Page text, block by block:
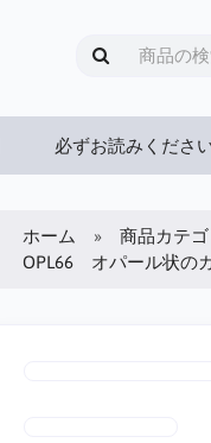
必ずお読みくださ
ホーム 商品カテ
OPL66 オパール状の